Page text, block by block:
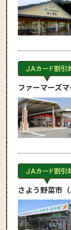
ファーマーズ
さよう野菜市